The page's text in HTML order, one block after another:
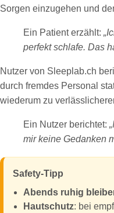
Sorgen einzugehen und
Ein Patient erzählt:
perfekt schlafe. Das
Nutzer von Sleeplab.ch
durch fremdes Personal
wiederum zu
Ein Nutzer berichtet:
mir keine Gedanken
Safety-Tipp
Abends ruhig
Hautschutz: bei